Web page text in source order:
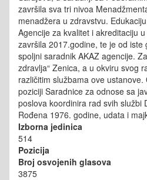
završila sva tri nivoa
menadžera u zdravstvu.
Agencije za kvalitet i akreditaciju
završila 2017.godine, te je od iste
spoljni saradnik AKAZ agencije.
zdravlja“ Zenica, a u okviru svog
različitim službama ove
poziciji Saradnice za odnose sa
poslova koordinira rad svih službi
Rođena 1976. godine, udata i
Izborna jedinica
514
Pozicija
Broj osvojenih glasova
3875